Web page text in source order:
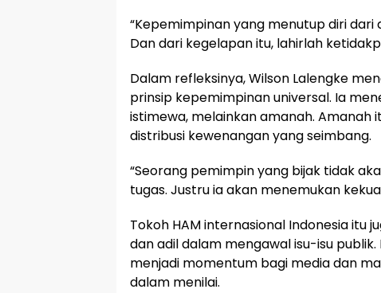
“Kepemimpinan yang menutup diri
Dan dari kegelapan itu, lahirlah
Dalam refleksinya, Wilson Lalengke
prinsip kepemimpinan universal. Ia
istimewa, melainkan amanah.
distribusi kewenangan yang seimbang.
“Seorang pemimpin yang bijak tidak
tugas. Justru ia akan menemukan
Tokoh HAM internasional Indonesia itu
dan adil dalam mengawal isu-isu
menjadi momentum bagi media dan
dalam menilai.